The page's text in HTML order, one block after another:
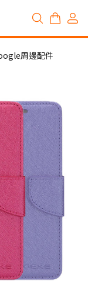
周邊配件